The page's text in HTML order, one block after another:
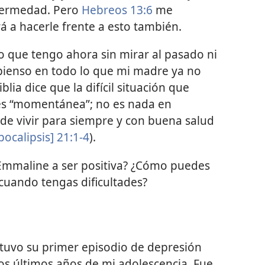
Pero Hebreos 13:6 me
a hacerle frente a esto también.
tengo ahora sin mirar al pasado ni
en todo lo que mi madre ya no
dice que la difícil situación que
no es nada en
vivir para siempre y con buena salud
21:1-4).
a ser positiva? ¿Cómo puedes
tengas dificultades?
su primer episodio de depresión